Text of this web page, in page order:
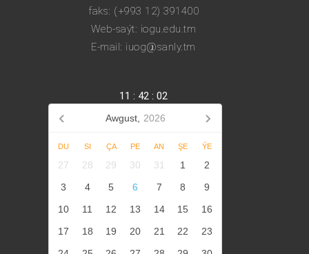
faks: (+993 12) 391400
Web-saýt: iogu.edu.tm
E-mail: iuog@sanly.tm
11 : 42 : 03
Awgust, 2026
DU SI ÇA PE AN ŞE ÝE
27 28 29 30 31 1
2
3
4 5 6 7 8
9
10
11 12 13 14 15
16
17
18 19 20 21 22
23